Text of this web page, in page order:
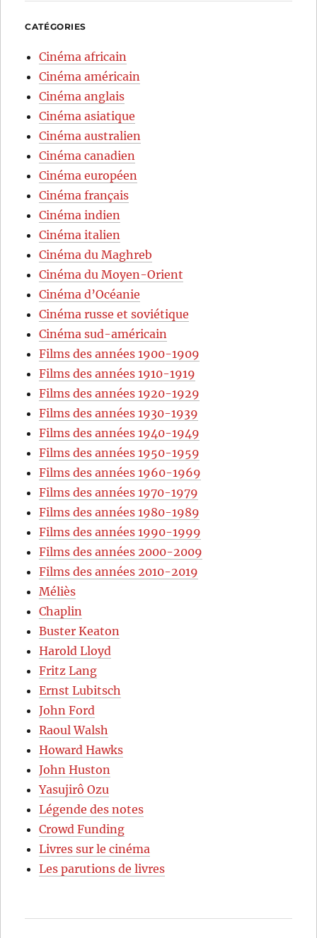
CATÉGORIES
Cinéma africain
Cinéma américain
Cinéma anglais
Cinéma asiatique
Cinéma australien
Cinéma canadien
Cinéma européen
Cinéma français
Cinéma indien
Cinéma italien
Cinéma du Maghreb
Cinéma du Moyen-Orient
Cinéma d’Océanie
Cinéma russe et soviétique
Cinéma sud-américain
Films des années 1900-1909
Films des années 1910-1919
Films des années 1920-1929
Films des années 1930-1939
Films des années 1940-1949
Films des années 1950-1959
Films des années 1960-1969
Films des années 1970-1979
Films des années 1980-1989
Films des années 1990-1999
Films des années 2000-2009
Films des années 2010-2019
Méliès
Chaplin
Buster Keaton
Harold Lloyd
Fritz Lang
Ernst Lubitsch
John Ford
Raoul Walsh
Howard Hawks
John Huston
Yasujirô Ozu
Légende des notes
Crowd Funding
Livres sur le cinéma
Les parutions de livres